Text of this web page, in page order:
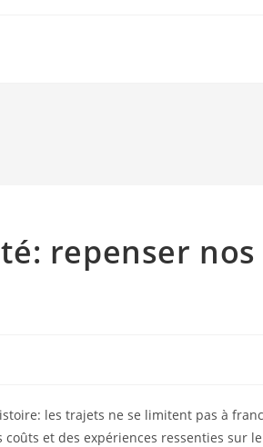
repenser
les trajets ne se limitent pas à
coûts et des expériences ressenties sur